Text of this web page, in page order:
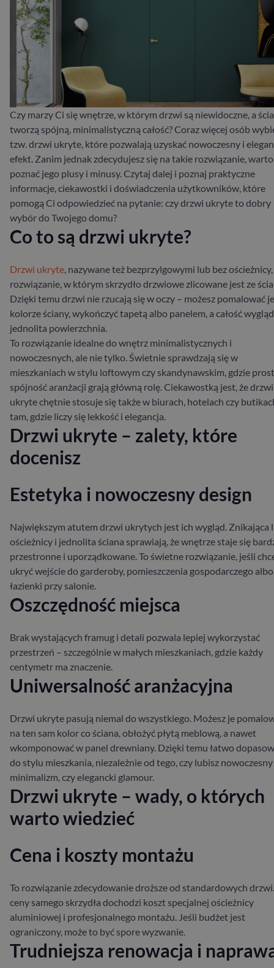
Czy marzy Ci się wnętrze, w którym drzwi są niewidoczne, a
tworzą spójną, minimalistyczną całość? Coraz więcej osób
tzw. drzwi ukryte, które pozwalają uzyskać nowoczesny i
efekt. Zanim jednak zdecydujesz się na takie rozwiązanie, warto
poznać jego plusy i minusy. Czytaj dalej i poznaj praktyczne
informacje, ciekawostki i doświadczenia użytkowników, które
pomogą Ci odpowiedzieć na pytanie: czy drzwi ukryte to dobry
wybór do Twojego domu?
Co to są drzwi ukryte?
Drzwi ukryte, nazywane też bezprzylgowymi lub bez
rozwiązanie, w którym skrzydło drzwiowe zlicowane jest ze
Dzięki temu drzwi nie rzucają się w oczy – możesz pomalować
kolorze ściany, wykończyć tapetą albo panelem, a całość
jednolita powierzchnia.
To rozwiązanie idealne do wnętrz minimalistycznych i
nowoczesnych, ale nie tylko. Świetnie sprawdzają się w
mieszkaniach w stylu loftowym czy skandynawskim, gdzie
spójność aranżacji grają główną rolę. Ciekawostką jest, że drzwi
ukryte chętnie stosuje się także w biurach, hotelach czy
tam, gdzie liczy się lekkość i elegancja.
Drzwi ukryte – zalety, które
docenisz
Estetyka i nowoczesny design
Największym atutem drzwi ukrytych jest ich wygląd. Znikająca
ościeżnicy i jednolita ściana sprawiają, że wnętrze staje się
przestronne i uporządkowane. To świetne rozwiązanie, jeśli
ukryć wejście do garderoby, pomieszczenia gospodarczego albo
łazienki przy salonie.
Oszczędność miejsca
Brak wystających framug i detali pozwala lepiej wykorzystać
przestrzeń – szczególnie w małych mieszkaniach, gdzie każdy
centymetr ma znaczenie.
Uniwersalność aranżacyjna
Drzwi ukryte pasują niemal do wszystkiego. Możesz je
na ten sam kolor co ściana, obłożyć płytą meblową, a nawet
wkomponować w panel drewniany. Dzięki temu łatwo
do stylu mieszkania, niezależnie od tego, czy lubisz nowoczesny
minimalizm, czy elegancki glamour.
Drzwi ukryte – wady, o których
warto wiedzieć
Cena i koszty montażu
To rozwiązanie zdecydowanie droższe od standardowych
ceny samego skrzydła dochodzi koszt specjalnej ościeżnicy
aluminiowej i profesjonalnego montażu. Jeśli budżet jest
ograniczony, może to być spore wyzwanie.
Trudniejsza renowacja i